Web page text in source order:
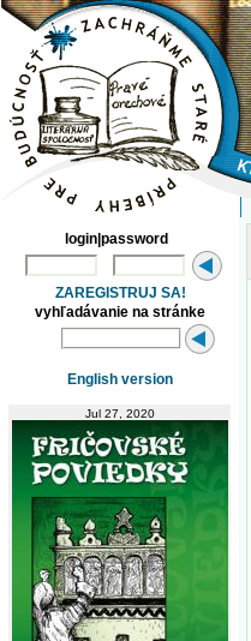
login|password
ZAREGISTRUJ SA!
vyhľadávanie na stránke
English version
Jul 27, 2020